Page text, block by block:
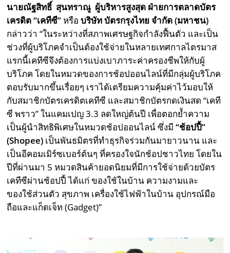
นายณัฐสิทธิ์ สุนทราณู ผู้บริหารสูงสุด ฝ่ายการตลาดบัตร
เครดิต“เคทีซี” หรือบริษัท บัตรกรุงไทย จำกัด (มหาชน)
กล่าวว่า “ในระหว่างที่สภาพเศรษฐกิจกำลังฟื้นตัว และเป็น
ช่วงที่ผู้บริโภคจำเป็นต้องใช้จ่ายในหลายเทศกาลไตรมาส
แรกนี้เคทีซีจึงต้องการแบ่งเบาภาระค่าครองชีพให้กับผู้
บริโภค โดยในหมวดของการช้อปออนไลน์ที่มีกลุ่มผู้บริโภค
ตอบรับมากขึ้นเรื่อยๆ เราได้เตรียมความคุ้มค่าไว้มอบให้
กับสมาชิกบัตรเครดิตเคทีซี และสมาชิกบัตรกดเงินสด “เคที
ซี พราว”ในแคมเปญ3.3 ลดใหญ่ต้นปี เพื่อตอกย้ำความ
เป็นผู้นำสิทธิพิเศษในหมวดช้อปออนไลน์ ซึ่งมี“ช้อปปี้”
(Shopee) เป็นพันธมิตรที่ทำธุรกิจร่วมกันมายาวนาน และ
เป็นอีคอมเมิร์ซเบอร์ต้นๆ ที่ครองใจนักช้อปชาวไทย โดยใน
ปีที่ผ่านมา 5 หมวดสินค้ายอดนิยมที่มีการใช้จ่ายด้วยบัตร
เคทีซีผ่านช้อปปี้ ได้แก่ ของใช้ในบ้าน ความงามและ
ของใช้ส่วนตัว สุขภาพ เครื่องใช้ไฟฟ้าในบ้าน อุปกรณ์มือ
ถือและแก็ดเจ็ท (Gadget)”